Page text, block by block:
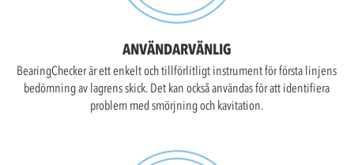
ANVÄNDARVÄNLIG
BearingChecker är ett enkelt och tillförlitligt instrument för första linjens
bedömning av lagrens skick. Det kan också användas för att identifiera
problem med smörjning och kavitation.